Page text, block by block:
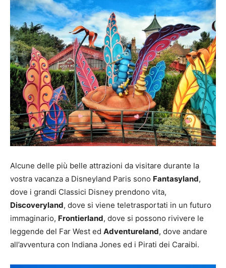
Alcune delle più belle attrazioni da visitare durante la
vostra vacanza a Disneyland Paris sono Fantasyland,
dove i grandi Classici Disney prendono vita,
Discoveryland, dove si viene teletrasportati in un futuro
immaginario, Frontierland, dove si possono rivivere le
leggende del Far West ed Adventureland, dove andare
all’avventura con Indiana Jones ed i Pirati dei Caraibi.